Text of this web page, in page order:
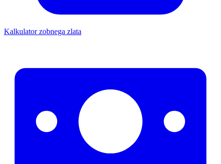
Kalkulator zobnega zlata